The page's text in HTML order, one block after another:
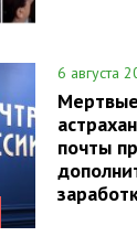
6 августа
почты